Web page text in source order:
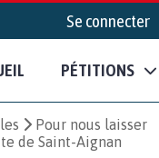
Se connecter
PÉTITIONS
Pour nous laisser
de Saint-Aignan